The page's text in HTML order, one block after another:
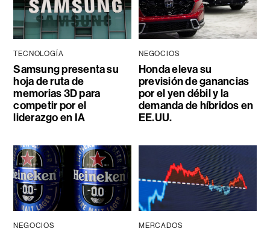
TECNOLOGÍA
Samsung presenta su
hoja de ruta de
memorias 3D para
competir por el
liderazgo en IA
NEGOCIOS
Honda eleva su
previsión de ganancias
por el yen débil y la
demanda de híbridos en
EE.UU.
NEGOCIOS MERCADOS